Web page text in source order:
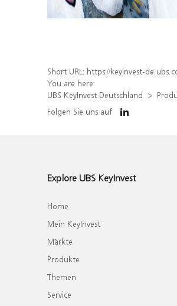
Short URL: https://keyinvest-de.ubs.com/produkt/detail/index/
You are here:
UBS KeyInvest Deutschland
Folgen Sie uns auf
Explore UBS KeyInvest
Home
Mein KeyInvest
Märkte
Produkte
Themen
Service